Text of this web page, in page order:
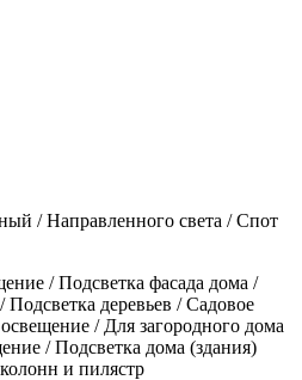
/ Направленного света / Спот
/ Подсветка фасада дома /
деревьев / Садовое
/ Для загородного дома
/ Подсветка дома (здания)
и пилястр